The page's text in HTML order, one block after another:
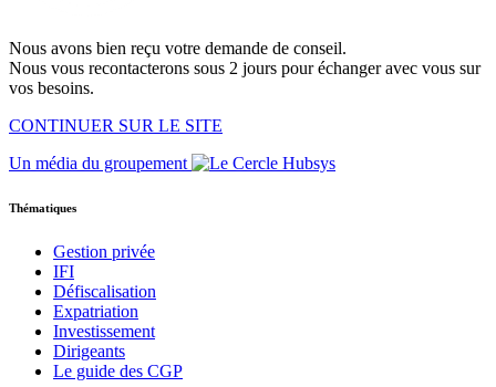
Nous avons bien reçu votre demande de conseil.
Nous vous recontacterons sous 2 jours pour échanger avec vous sur
vos besoins.
CONTINUER SUR LE SITE
Un média du groupement
Thématiques
Gestion privée
IFI
Défiscalisation
Expatriation
Investissement
Dirigeants
Le guide des CGP